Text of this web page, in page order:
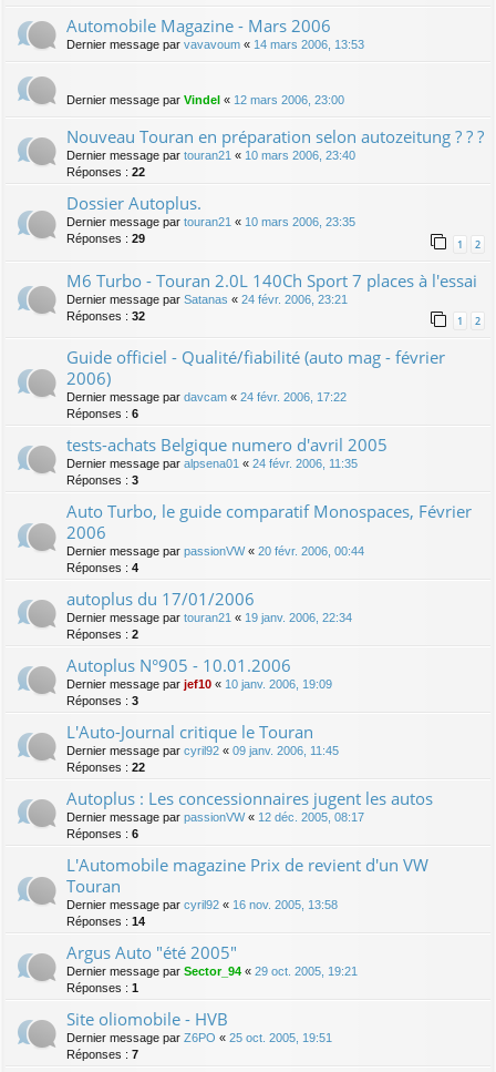
Automobile Magazine - Mars 2006
Dernier message par vavavoum « 14 mars 2006, 13:53
Dernier message par Vindel « 12 mars 2006, 23:00
Nouveau Touran en préparation selon autozeitung ? ? ?
Dernier message par touran21 « 10 mars 2006, 23:40
Réponses : 22
Dossier Autoplus.
Dernier message par touran21 « 10 mars 2006, 23:35
Réponses : 29 1 2
M6 Turbo - Touran 2.0L 140Ch Sport 7 places à l'essai
Dernier message par Satanas « 24 févr. 2006, 23:21
Réponses : 32 1 2
Guide officiel - Qualité/fiabilité (auto mag - février
2006)
Dernier message par davcam « 24 févr. 2006, 17:22
Réponses : 6
tests-achats Belgique numero d'avril 2005
Dernier message par alpsena01 « 24 févr. 2006, 11:35
Réponses : 3
Auto Turbo, le guide comparatif Monospaces, Février
2006
Dernier message par passionVW« 20 févr. 2006, 00:44
Réponses : 4
autoplus du 17/01/2006
Dernier message par touran21 « 19 janv. 2006, 22:34
Réponses : 2
Autoplus N°905 - 10.01.2006
Dernier message par jef10 « 10 janv. 2006, 19:09
Réponses : 3
L'Auto-Journal critique le Touran
Dernier message par cyril92 « 09 janv. 2006, 11:45
Réponses : 22
Autoplus : Les concessionnaires jugent les autos
Dernier message par passionVW« 12 déc. 2005, 08:17
Réponses : 6
L'Automobile magazine Prix de revient d'un VW
Touran
Dernier message par cyril92 « 16 nov. 2005, 13:58
Réponses : 14
Argus Auto "été 2005"
Dernier message par Sector_94 « 29 oct. 2005, 19:21
Réponses : 1
Site oliomobile - HVB
Dernier message par Z6PO « 25 oct. 2005, 19:51
Réponses : 7